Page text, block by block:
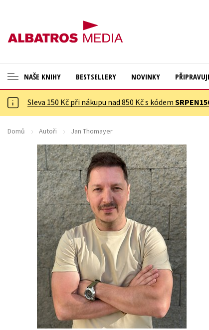
NAŠE KNIHY
ANGLICKÉ KNIHY -20 %
NOVÝ VÝPRODEJ -70 %
KNIHY S DÁRKEM
ASTERIX S DÁRKEM
🎁DÁRKOVÉ PUBLIKACE
✉️ DÁRKOVÉ POUKAZY
Auto - moto
Beletrie pro děti
Beletrie pro dospělé
Byznys a ekonomie
Cestování
Dárkové zboží
Digitální fotografie
Esoterika a duchovní svět
Historie a military
Hobby
Jazyky
Kalendáře
Kariéra a osobní rozvoj
Komiks
BESTSELLERY NOVINKY
Sleva 150 Kč při nákupu nad 850 Kč s kódem
Domů Autoři Jan Thomayer